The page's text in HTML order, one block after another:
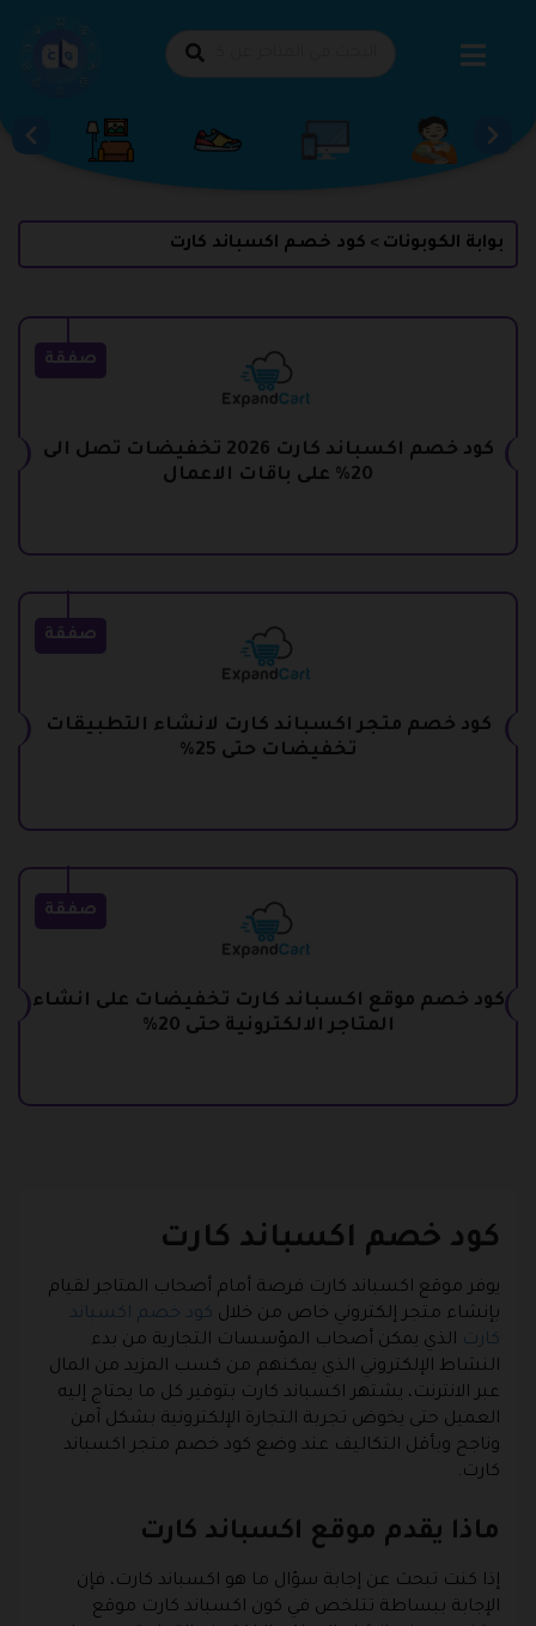
بوابة الكوبونات > كود خصم اكسباند كارت
صفقة
كود خصم اكسباند كارت 2026 تخفيضات تصل الى
20% على باقات الاعمال
صفقة
كود خصم متجر اكسباند كارت لانشاء التطبيقات
تخفيضات حتى 25%
صفقة
كود خصم موقع اكسباند كارت تخفيضات على انشاء
المتاجر الالكترونية حتى 20%
كود خصم اكسباند كارت
يوفر موقع اكسباند كارت فرصة أمام أصحاب المتاجر لقيام
بإنشاء متجر إلكتروني خاص من خلال كود خصم اكسباند
كارت الذي يمكن أصحاب المؤسسات التجارية من بدء
النشاط الإلكتروني الذي يمكنهم من كسب المزيد من المال
عبر الانترنت، يشتهر اكسباند كارت بتوفير كل ما يحتاج إليه
العميل حتى يخوض تجربة التجارة الإلكترونية بشكل آمن
وناجح وبأقل التكاليف عند وضع كود خصم متجر اكسباند
كارت.
ماذا يقدم موقع اكسباند كارت
إذا كنت تبحث عن إجابة سؤال ما هو اكسباند كارت، فإن
الإجابة ببساطة تتلخص في كون اكسباند كارت موقع